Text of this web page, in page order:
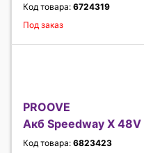
Код товара: 6724319
Под заказ
PROOVE
Акб Speedway X 48V
Код товара: 6823423